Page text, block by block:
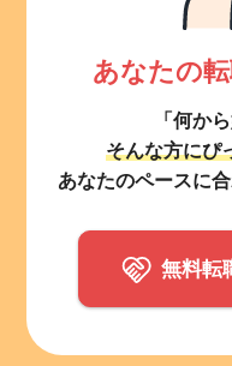
あなたの
「何か
そんな方にぴ
あなたのペースに
無料転